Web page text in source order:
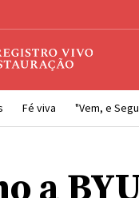
Fé viva "Vem, e